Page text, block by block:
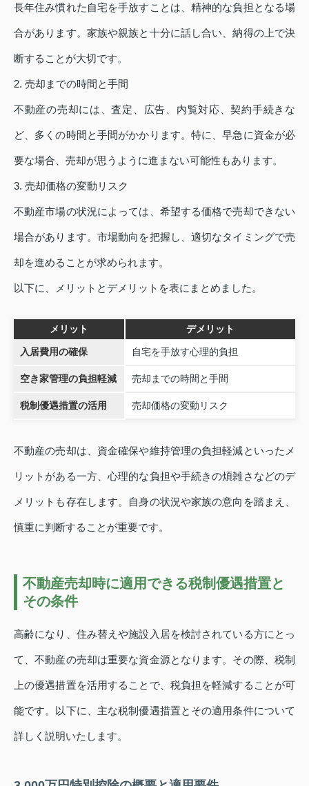
長年住み慣れた自宅を手放すことは、精神的な負担となる場
合があります。家族や親族と十分に話し合い、納得の上で決
断することが大切です。
2. 売却までの時間と手間
不動産の売却には、査定、広告、内覧対応、契約手続きな
ど、多くの時間と手間がかかります。特に、早急に資金が必
要な場合、売却が思うように進まない可能性もあります。
3. 売却価格の変動リスク
不動産市場の状況によっては、希望する価格で売却できない
場合があります。市場動向を把握し、適切なタイミングで売
却を進めることが求められます。
以下に、メリットとデメリットを表にまとめました。
メリット デメリット
入居費用の確保 自宅を手放す心理的負担
空き家管理の負担軽減 売却までの時間と手間
税制優遇措置の活用 売却価格の変動リスク
不動産の売却は、資金確保や維持管理の負担軽減といったメ
リットがある一方、心理的な負担や手続きの煩雑さなどのデ
メリットも存在します。自身の状況や家族の意向を踏まえ、
慎重に判断することが重要です。
不動産売却時に適用できる税制優遇措置と
その条件
高齢になり、住み替えや施設入居を検討されている方にとっ
て、不動産の売却は重要な資金源となります。その際、税制
上の優遇措置を活用することで、税負担を軽減することが可
能です。以下に、主な税制優遇措置とその適用条件について
詳しく説明いたします。